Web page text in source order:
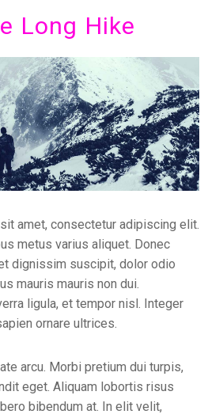
Long Hike
amet, consectetur adipiscing elit.
metus varius aliquet. Donec
dignissim suscipit, dolor odio
mauris mauris non dui.
ligula, et tempor nisl. Integer
ornare ultrices.
arcu. Morbi pretium dui turpis,
eget. Aliquam lobortis risus
bibendum at. In elit velit,